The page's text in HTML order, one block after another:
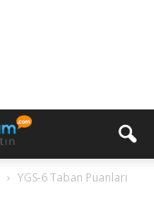
YGS-6 Taban Puanları